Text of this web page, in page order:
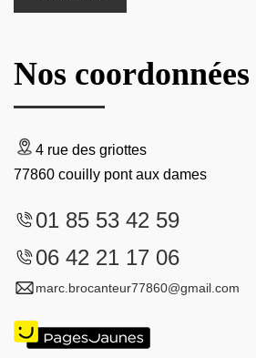
Nos coordonnées
4 rue des griottes
77860 couilly pont aux dames
01 85 53 42 59
06 42 21 17 06
marc.brocanteur77860@gmail.com